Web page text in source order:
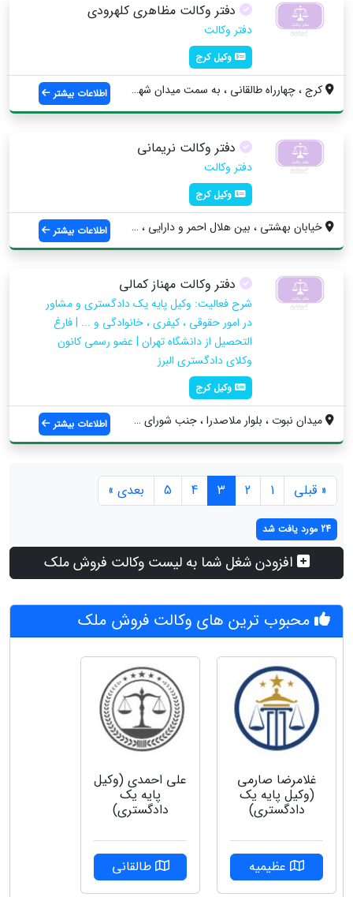
دفتر وکالت مظاهری کلهرودی
دفتر وکالت
وکیل کرج
کرج ، چهارراه طالقانی ، به سمت میدان شهد... اطلاعات بیشتر
دفتر وکالت نریمانی
دفتر وکالت
وکیل کرج
خيابان بهشتي ، بین هلال احمر و دارایی ، ... اطلاعات بیشتر
دفتر وکالت مهناز کمالی
شرح فعالیت: وکیل پایه یک دادگستری و مشاور
در امور حقوقی ، کیفری ، خانوادگی و ... | فارغ
التحصیل از دانشگاه تهران | عضو رسمی کانون
وکلای دادگستری البرز
وکیل کرج
میدان نبوت ، بلوار ملاصدرا ، جنب شورای ح... اطلاعات بیشتر
« قبلی 1
2
3
4
5 بعدی »
24 مورد یافت شد
افزودن شغل شما به لیست وکالت فروش ملک
محبوب ترین های وکالت فروش ملک
غلامرضا صارمی
(وکیل پایه یک
دادگستری)
عظیمیه
علی احمدی (وکیل
پایه یک
دادگستری)
طالقانی